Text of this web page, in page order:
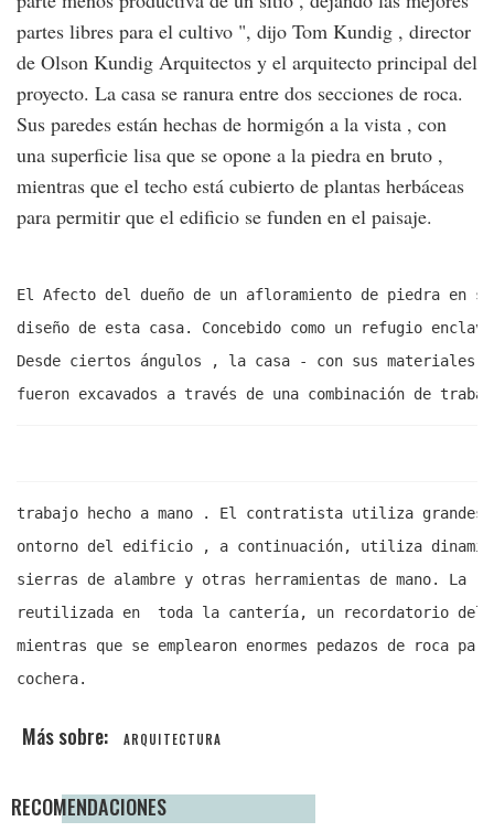
partes libres para el cultivo ", dijo Tom Kundig , director
de Olson Kundig Arquitectos y el arquitecto principal del
proyecto. La casa se ​​ranura entre dos secciones de roca.
Sus paredes están hechas de hormigón a la vista , con
una superficie lisa que se opone a la piedra en bruto ,
mientras que el techo está cubierto de plantas herbáceas
para permitir que el edificio se funden en el paisaje.
El Afecto del dueño de un afloramiento de piedra en
diseño de esta casa. Concebido como un refugio
Desde ciertos ángulos , la casa - con sus
fueron excavados a través de una combinación de
trabajo hecho a mano . El contratista utiliza
ontorno del edificio , a continuación, utiliza
sierras de alambre y otras herramientas de mano. La
reutilizada en  toda la cantería, un recordatorio del
mientras que se emplearon enormes pedazos de roca
cochera.
ARQUITECTURA
RECOMENDACIONES